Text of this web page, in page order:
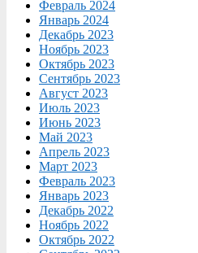
Февраль 2024
Январь 2024
Декабрь 2023
Ноябрь 2023
Октябрь 2023
Сентябрь 2023
Август 2023
Июль 2023
Июнь 2023
Май 2023
Апрель 2023
Март 2023
Февраль 2023
Январь 2023
Декабрь 2022
Ноябрь 2022
Октябрь 2022